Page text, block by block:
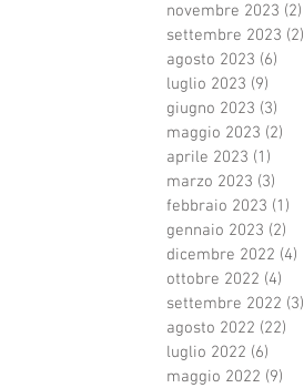
novembre 2023 (2)
settembre 2023 (2)
agosto 2023 (6)
luglio 2023 (9)
giugno 2023 (3)
maggio 2023 (2)
aprile 2023 (1)
marzo 2023 (3)
febbraio 2023 (1)
gennaio 2023 (2)
dicembre 2022 (4)
ottobre 2022 (4)
settembre 2022 (3)
agosto 2022 (22)
luglio 2022 (6)
maggio 2022 (9)